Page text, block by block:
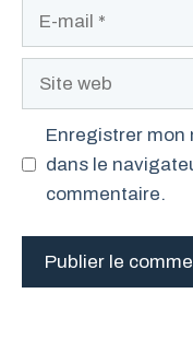
Enregistrer mon
dans le
commentaire.